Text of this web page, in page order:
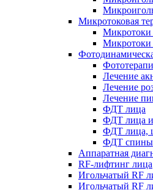
Микротоковая
Микротоки
Микротоки
Лечение
Лечение
Лечение
ФДТ лица
ФДТ лица
ФДТ лица,
ФДТ спины
Аппаратная
RF-лифтинг лица
Игольчатый RF
Игольчатый RF